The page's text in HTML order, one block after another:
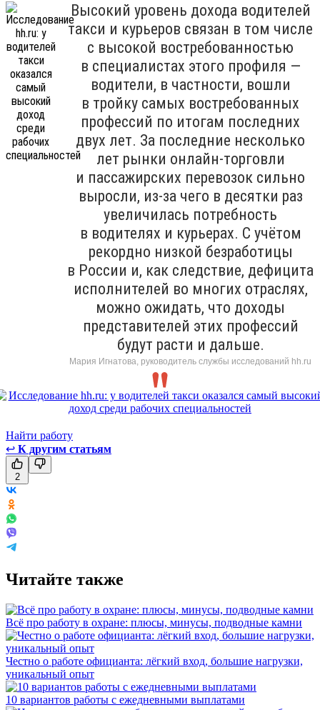
Высокий уровень дохода водителей
такси и курьеров связан в том числе
с высокой востребованностью
в специалистах этого профиля —
водители, в частности, вошли
в тройку самых востребованных
профессий по итогам последних
двух лет. За последние несколько
лет рынки онлайн-торговли
и пассажирских перевозок сильно
выросли, из-за чего в десятки раз
увеличилась потребность
в водителях и курьерах. С учётом
рекордно низкой безработицы
в России и, как следствие, дефицита
исполнителей во многих отраслях,
можно ожидать, что доходы
представителей этих профессий
будут расти и дальше.
Мария Игнатова, руководитель службы исследований hh.ru
Найти работу
↩ К другим статьям
2
Читайте также
Всё про работу в охране: плюсы, минусы, подводные камни
Честно о работе официанта: лёгкий вход, большие нагрузки,
уникальный опыт
10 вариантов работы с ежедневными выплатами